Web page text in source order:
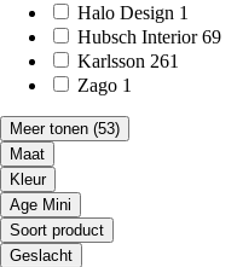
Halo Design 1
Hubsch Interior 69
Karlsson 261
Zago 1
Meer tonen (53)
Maat
Kleur
Age Mini
Soort product
Geslacht